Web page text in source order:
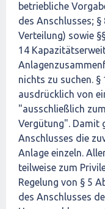
betriebliche
des Anschlusses;
Verteilung) sowie
14
nichts zu suchen. §
ausdrücklich von
"ausschließlich
Vergütung". Damit
Anschlusses die
Anlage einzeln.
teilweise zum
Regelung von § 5
des Anschlusses